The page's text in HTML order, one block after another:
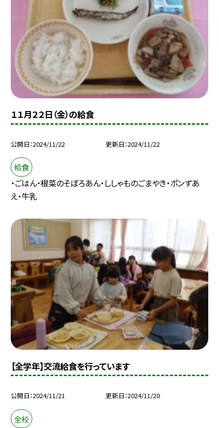
１１月２２日（金）の給食
公開日 2024/11/22 更新日 2024/11/22
給食
・ごはん・根菜のそぼろあん・ししゃものごまやき・ポンずあ
え・牛乳
【全学年】交流給食を行っています
公開日 2024/11/21 更新日 2024/11/20
全校